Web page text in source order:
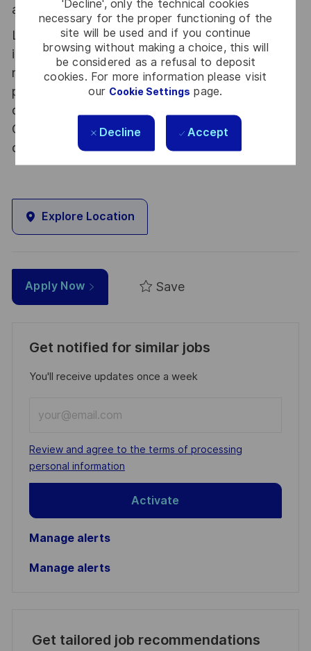
'Decline', only the technical cookies
necessary for the proper functioning of the
site will be used and if you continue
browsing without making a choice, this will
be considered as a refusal to deposit
cookies. For more information please visit
our Cookie Settings page.
Decline Accept
atout. Postulez et rejoignez nous !
Le poste pouvant nécessiter d'accéder à des
informations relevant du secret de la défense
nationale, la personne retenue fera l'objet d'une
procédure d’habilitation, conformément aux
dispositions des articles R.2311-1 et suivants du
Code de la défense et de l’IGI 1300 SGDSN/PSE
du 09 août 2021.
Explore Location
Apply Now Save
Get notified for similar jobs
You'll receive updates once a week
Email
address
(Required)
Required
Review and agree to the terms of processing
personal information
Activate
Manage alerts
Manage alerts
Get tailored job recommendations